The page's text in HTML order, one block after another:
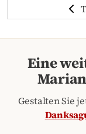
Eine
Gestalten Sie